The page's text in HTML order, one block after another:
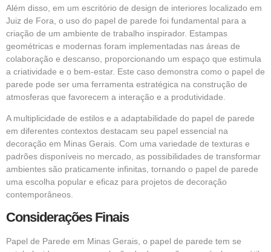
Além disso, em um escritório de design de interiores localizado em
Juiz de Fora, o uso do papel de parede foi fundamental para a
criação de um ambiente de trabalho inspirador. Estampas
geométricas e modernas foram implementadas nas áreas de
colaboração e descanso, proporcionando um espaço que estimula
a criatividade e o bem-estar. Este caso demonstra como o papel de
parede pode ser uma ferramenta estratégica na construção de
atmosferas que favorecem a interação e a produtividade.
A multiplicidade de estilos e a adaptabilidade do papel de parede
em diferentes contextos destacam seu papel essencial na
decoração em Minas Gerais. Com uma variedade de texturas e
padrões disponíveis no mercado, as possibilidades de transformar
ambientes são praticamente infinitas, tornando o papel de parede
uma escolha popular e eficaz para projetos de decoração
contemporâneos.
Considerações Finais
Papel de Parede em Minas Gerais, o papel de parede tem se